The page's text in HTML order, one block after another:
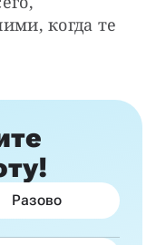
когда те
Разово